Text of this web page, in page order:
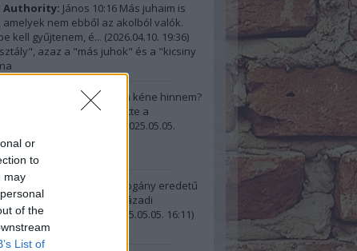
or
to
may
of the
List of
Authority: János 10:16 Más juhaim is
nem ebből az akolból valók.
kell gyűjtenem, é... (2026.04.10. 19:36)
azaz a "más juhok" és a "kicsiny
@Ferenc Busó: Miben kéne hinnem?
hogy Rutherford beszüntette a
2025.05.05.
és megbocsátás
"A születésnapot pogány eredetű
tartják, amit az első századi
sem Istennek...
2025.05.05. 16:11)
és megbocsátás